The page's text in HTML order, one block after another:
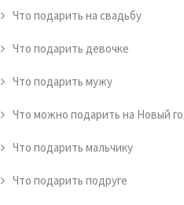
Что подарить на свадьбу
Что подарить девочке
Что подарить мужу
Что можно подарить на Новый
Что подарить мальчику
Что подарить подруге